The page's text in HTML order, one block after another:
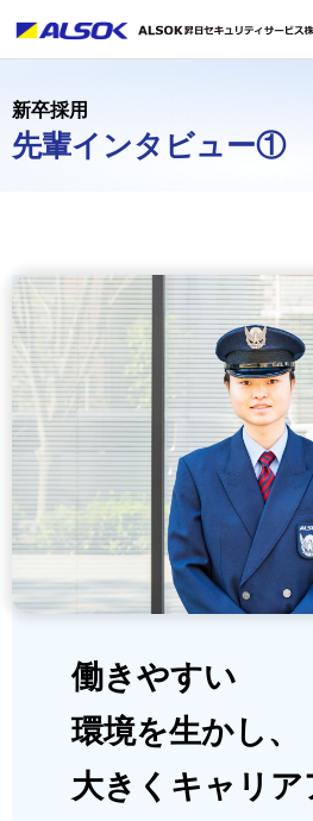
新卒採用
先輩インタビュー①
働きやすい
環境を生かし、
大きくキャリア